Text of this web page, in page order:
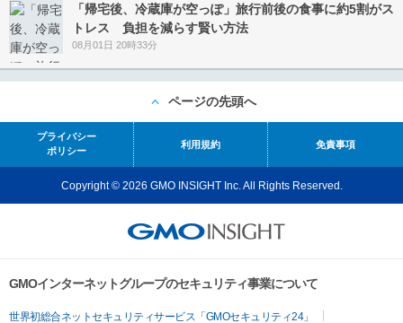
「帰宅後、冷蔵庫が空っぽ」旅行前後の食事に約5割がス
トレス 負担を減らす賢い方法
08月01日 20時33分
ページの先頭へ
プライバシー
ポリシー
利用規約 免責事項
Copyright © 2026 GMO INSIGHT Inc. All Rights Reserved.
GMOインターネットグループのセキュリティ事業について
世界初総合ネットセキュリティサービス「GMOセキュリティ24」